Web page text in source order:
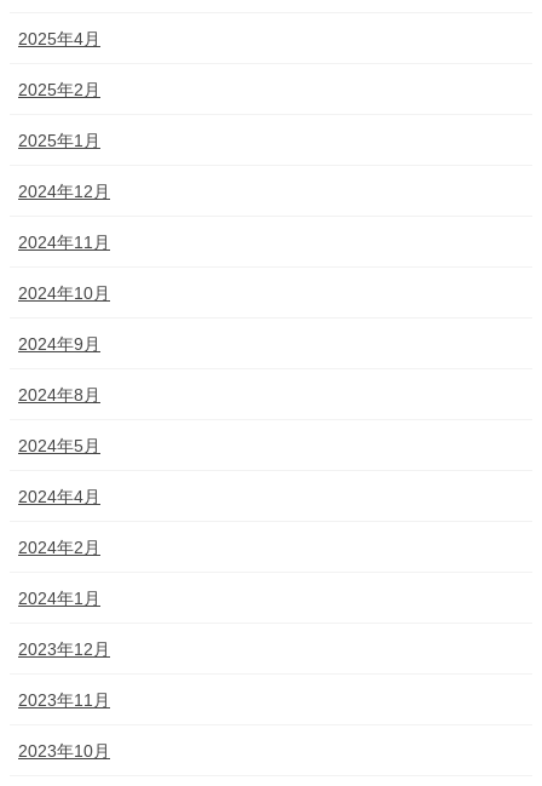
2025年4月
2025年2月
2025年1月
2024年12月
2024年11月
2024年10月
2024年9月
2024年8月
2024年5月
2024年4月
2024年2月
2024年1月
2023年12月
2023年11月
2023年10月